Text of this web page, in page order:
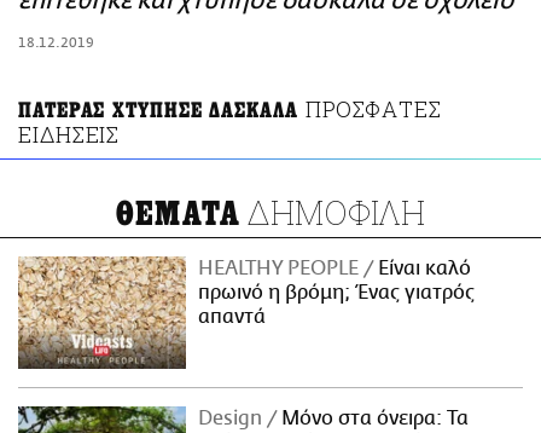
18.12.2019
ΠΑΤΕΡΑΣ ΧΤΥΠΗΣΕ ΔΑΣΚΑΛΑ ΠΡΟΣΦΑΤΕΣ
ΕΙΔΗΣΕΙΣ
ΘΕΜΑΤΑ ΔΗΜΟΦΙΛΗ
HEALTHY PEOPLE
Είναι καλό
πρωινό η βρόμη; Ένας γιατρός
απαντά
Design
Μόνο στα όνειρα: Τα